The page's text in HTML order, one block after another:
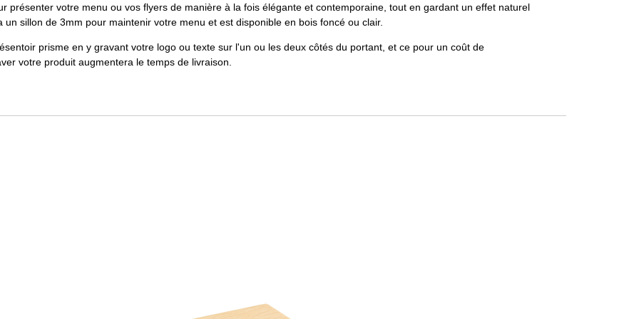
présenter votre menu ou vos flyers de manière à la fois élégante et contemporaine, tout en gardant un effet naturel
sillon de 3mm pour maintenir votre menu et est disponible en bois foncé ou clair.
prisme en y gravant votre logo ou texte sur l'un ou les deux côtés du portant, et ce pour un coût de
votre produit augmentera le temps de livraison.